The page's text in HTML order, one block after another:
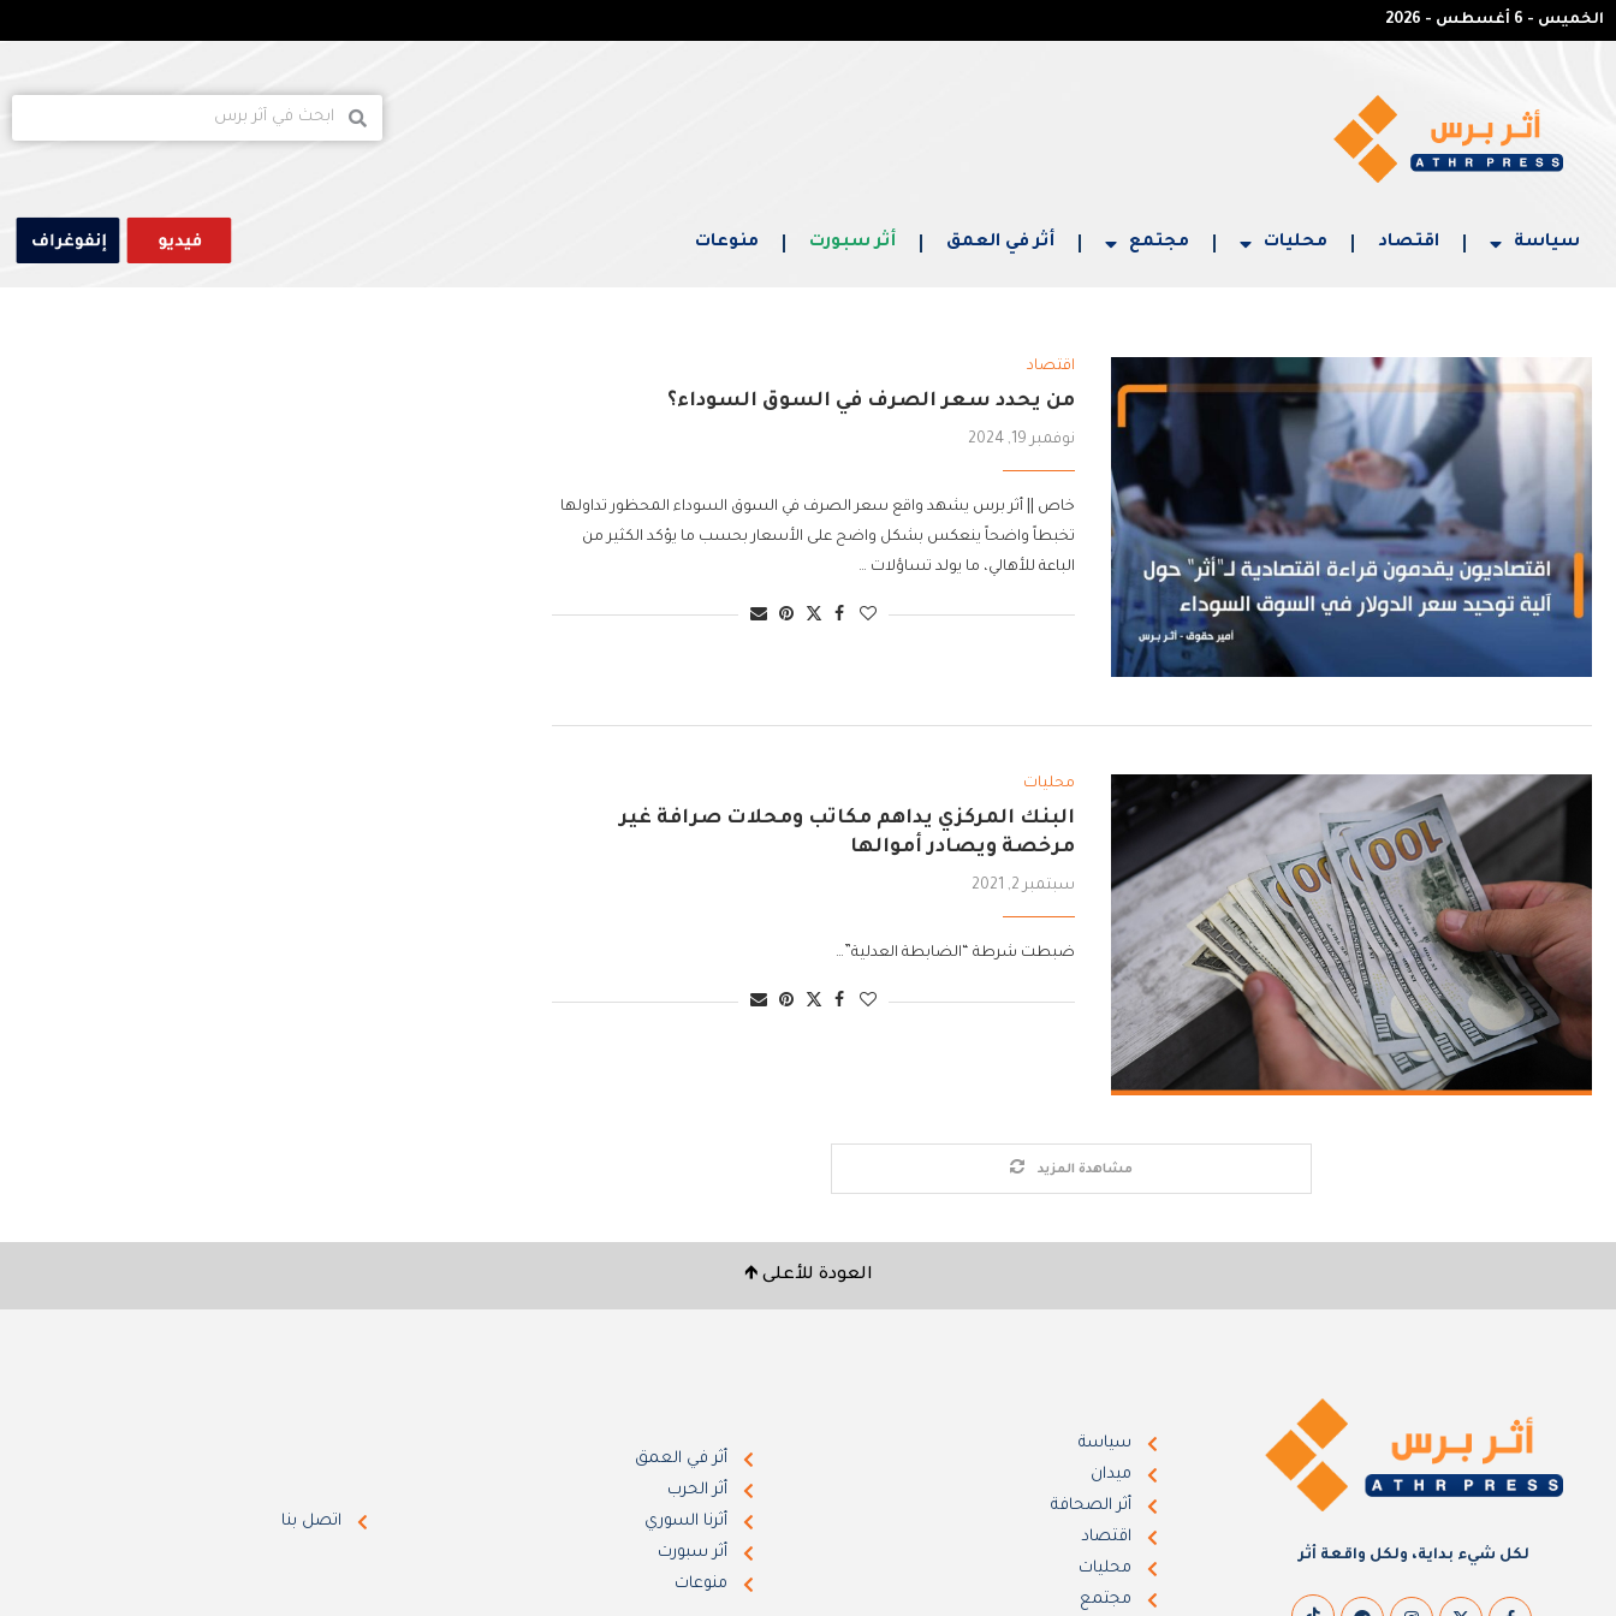
الخميس - 6 أغسطس - 2026
سياسة اقتصاد محليات مجتمع أثر في العمق أثر سبورت منوعات
اقتصاد
من يحدد سعر الصرف في السوق السوداء؟
نوفمبر 19, 2024
خاص || أثر برس يشهد واقع سعر الصرف في السوق السوداء المحظور تداولها
تخبطاً واضحاً ينعكس بشكل واضح على الأسعار بحسب ما يؤكد الكثير من
الباعة للأهالي، ما يولد تساؤلات …
محليات
البنك المركزي يداهم مكاتب ومحلات صرافة غير
مرخصة ويصادر أموالها
سبتمبر 2, 2021
ضبطت شرطة “الضابطة العدلية”…
مشاهدة المزيد
العودة للأعلى 🡹
لكل شيء بداية، ولكل واقعة أثر
سياسة
ميدان
أثر الصحافة
اقتصاد
محليات
مجتمع
أثر في العمق
أثر الحرب
أثرنا السوري
أثر سبورت
منوعات
اتصل بنا